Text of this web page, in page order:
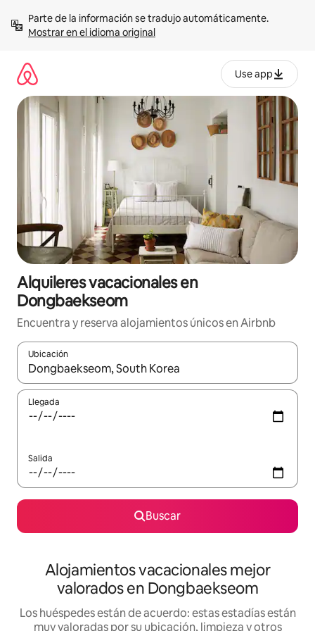
contenidoMostrar en el idioma original
Use app
Alquileres vacacionales en
Dongbaekseom
Encuentra y reserva alojamientos únicos en Airbnb
Ubicación
Cuando los resultados estén disponibles, navega con las
Llegada
Salida
Buscar
Alojamientos vacacionales mejor
valorados en Dongbaekseom
Los huéspedes están de acuerdo: estas estadías están
muy valoradas por su ubicación, limpieza y otros